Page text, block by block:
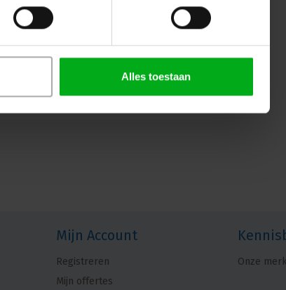
Alles toestaan
Mijn Account
Registreren
Mijn offertes
Onze